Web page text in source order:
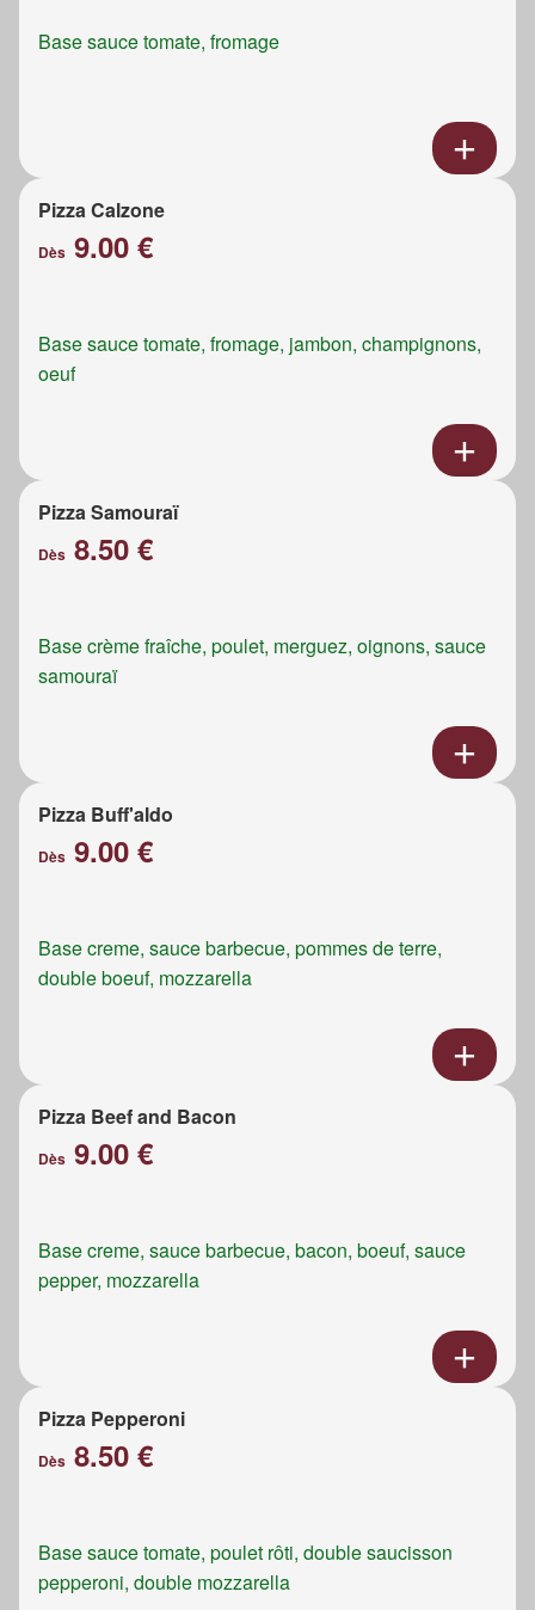
Base sauce tomate, fromage
Pizza Calzone
Dès 9.00 €
Base sauce tomate, fromage, jambon, champignons,
oeuf
Pizza Samouraï
Dès 8.50 €
Base crème fraîche, poulet, merguez, oignons, sauce
samouraï
Pizza Buff'aldo
Dès 9.00 €
Base creme, sauce barbecue, pommes de terre,
double boeuf, mozzarella
Pizza Beef and Bacon
Dès 9.00 €
Base creme, sauce barbecue, bacon, boeuf, sauce
pepper, mozzarella
Pizza Pepperoni
Dès 8.50 €
Base sauce tomate, poulet rôti, double saucisson
pepperoni, double mozzarella